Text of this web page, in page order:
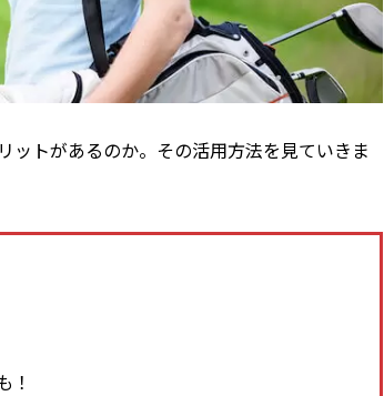
トがあるのか。その活用方法を見ていきま
！